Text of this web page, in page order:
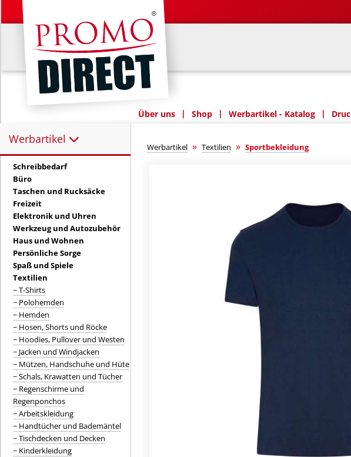
Über uns | Shop | Werbartikel - Katalog |
Werbartikel
Werbartikel:
Schreibbedarf
Büro
Taschen und Rucksäcke
Freizeit
Elektronik und Uhren
Werkzeug und Autozubehör
Haus und Wohnen
Persönliche Sorge
Spaß und Spiele
Textilien
− T-Shirts
− Polohemden
− Hemden
− Hosen, Shorts und Röcke
− Hoodies, Pullover und Westen
− Jacken und Windjacken
− Mützen, Handschuhe und Hüte
− Schals, Krawatten und Tücher
− Regenschirme und
Regenponchos
− Arbeitskleidung
− Handtücher und Bademäntel
− Tischdecken und Decken
− Kinderkleidung
Werbartikel » Textilien » Sportbekleidung